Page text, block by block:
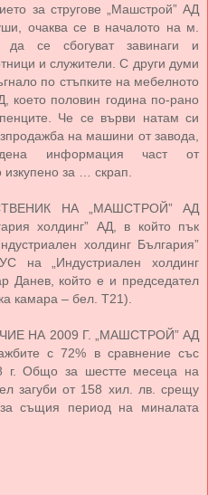
за стругове „Машстрой” АД
очаква се в началото на м.
да се сбогуват завинаги и
и служители. С други думи
по стъпките на мебелното
което половин година по-рано
Че се върви натам си
на машини от завода,
информация част от
изкупено за … скрап.
НА „МАШСТРОЙ” АД
холдинг” АД, в който пък
холдинг България”
на „Индустриален холдинг
Данев, който е и председател
камара – бел. Т21).
НА 2009 Г. „МАШСТРОЙ” АД
с 72% в сравнение със
г. Общо за шестте месеца на
загуби от 158 хил. лв. срещу
същия период на миналата